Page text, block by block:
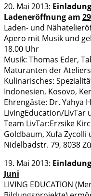
20. Mai 2013:
Ladeneröffnung am
Laden- und
Apero mit Musik und
18.00 Uhr
Musik: Thomas Eder,
Maturanten der
Kulinarisches:
Indonesien, Kosovo,
Ehrengäste: Dr. Yahya
LivingEducation/LivTar
Team LivTar:Erzsike
Goldbaum, Xufa Zycolli
Nidelbadstr. 79, 8038
19. Mai 2013:
Juni
LIVING EDUCATION